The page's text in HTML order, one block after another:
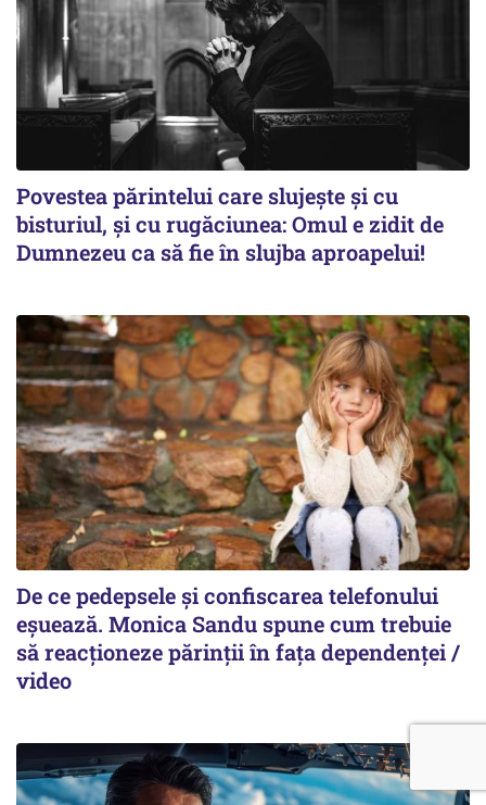
Povestea părintelui care slujește și cu
bisturiul, și cu rugăciunea: Omul e zidit de
Dumnezeu ca să fie în slujba aproapelui!
De ce pedepsele și confiscarea telefonului
eșuează. Monica Sandu spune cum trebuie
să reacționeze părinții în fața dependenței /
video